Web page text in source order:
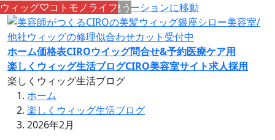
コンテンツへスキップ ナビゲーションに移動
ホーム価格表CIROウイッグ問合せ&予約医療ケア用
楽しくウィッグ生活ブログCIRO美容室サイト求人採用
楽しくウィッグ生活ブログ
ホーム
楽しくウィッグ生活ブログ
2026年2月
CIROのウィッグはココが違う
CIROのウィッグはココが違う
CIROのウィッグはココが違う
CIROのウィッグはココが違う
CIROのウィッグはココが違う
CIROのウィッグはココが違う
CIROのウィッグはココが違う
CIROのウィッグはココが違う
CIROのウィッグはココが違う
CIROのウィッグはココが違う
ウィッグ♡コトモノライフ
ウィッグ♡コトモノライフ